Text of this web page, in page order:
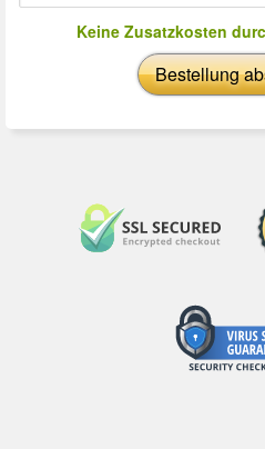
Keine Zusatzkosten
Bestellung